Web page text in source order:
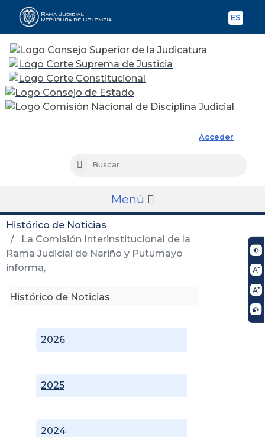
ES
Acceder
Buscar
Menú
Histórico de Noticias
La Comisión Interinstitucional de la
Rama Judicial de Nariño y Putumayo
informa,
Histórico de Noticias
2024
2025
2026